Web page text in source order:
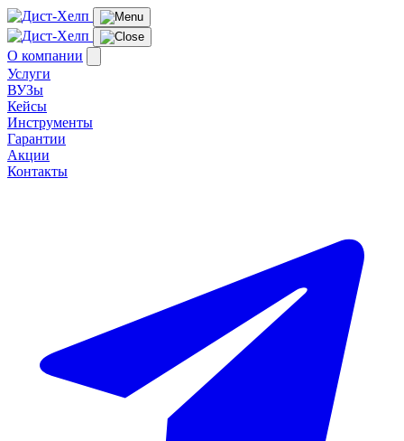
О компании
Услуги
ВУЗы
Кейсы
Инструменты
Гарантии
Акции
Контакты